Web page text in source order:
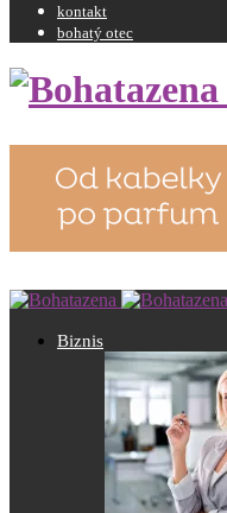
kontakt
bohatý otec
Biznis